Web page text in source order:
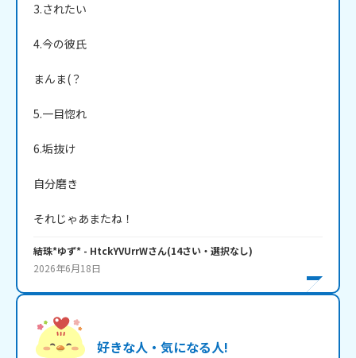
3.されたい
4.今の彼氏
まんま(？
5.一目惚れ
6.垢抜け
自分磨き
それじゃあまたね！
結珠*ゆず* - HtckYVUrrWさん(14さい・ 選択なし)
2026年6月18日
好きな人・気になる人!